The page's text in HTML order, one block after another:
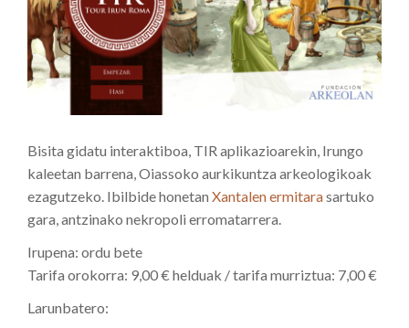
Bisita gidatu interaktiboa, TIR aplikazioarekin, Irungo
kaleetan barrena, Oiassoko aurkikuntza arkeologikoak
ezagutzeko. Ibilbide honetan Xantalen ermitarasartuko
gara, antzinako nekropoli erromatarrera.
Irupena: ordu bete
Tarifa orokorra: 9,00 € helduak / tarifa murriztua: 7,00 €
Larunbatero: